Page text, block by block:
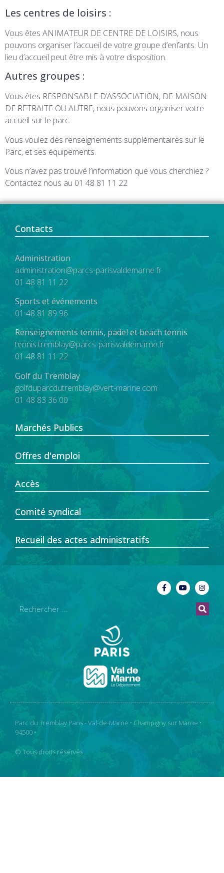
Les centres de loisirs :
Vous êtes ANIMATEUR DE CENTRE DE LOISIRS, nous
pouvons organiser l’accueil de votre groupe d’enfants. Un
lieu d’accueil peut être mis à votre disposition.
Autres groupes :
Vous êtes RESPONSABLE D’ASSOCIATION, DE MAISON
DE RETRAITE OU AUTRE, nous pouvons organiser votre
accueil sur le parc.
Vous voulez des renseignements supplémentaires sur le
Parc, et ses équipements.
Vous n’avez pas trouvé l’information que vous cherchiez ?
Contactez nous au 01 48 81 11 22
Contacts
Administration
administration@parcs-parisvaldemarne.fr
01 48 81 11 22
Sports et événements
01 48 81 89 96
Renseignements tennis, padel et beach tennis
tennis.tremblay@parcs-parisvaldemarne.fr
01 48 81 11 22
Golf du Tremblay
golfduparcdutremblay@vert-marine.com
01 48 83 36 00
Marchés Publics
Offres d'emploi
Accès
Comité syndical
Recueil des actes administratifs
Parc du Tremblay Paris - Val-de-Marne • Champigny sur Marne •
94500 •
© Tous droits réservés